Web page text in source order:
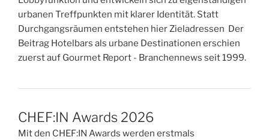
urbanen Treffpunkten mit klarer Identität. Statt
Durchgangsräumen entstehen hier Zieladressen Der
Beitrag Hotelbars als urbane Destinationen erschien
zuerst auf Gourmet Report - Branchennews seit 1999.
CHEF:IN Awards 2026
Mit den CHEF:IN Awards werden erstmals